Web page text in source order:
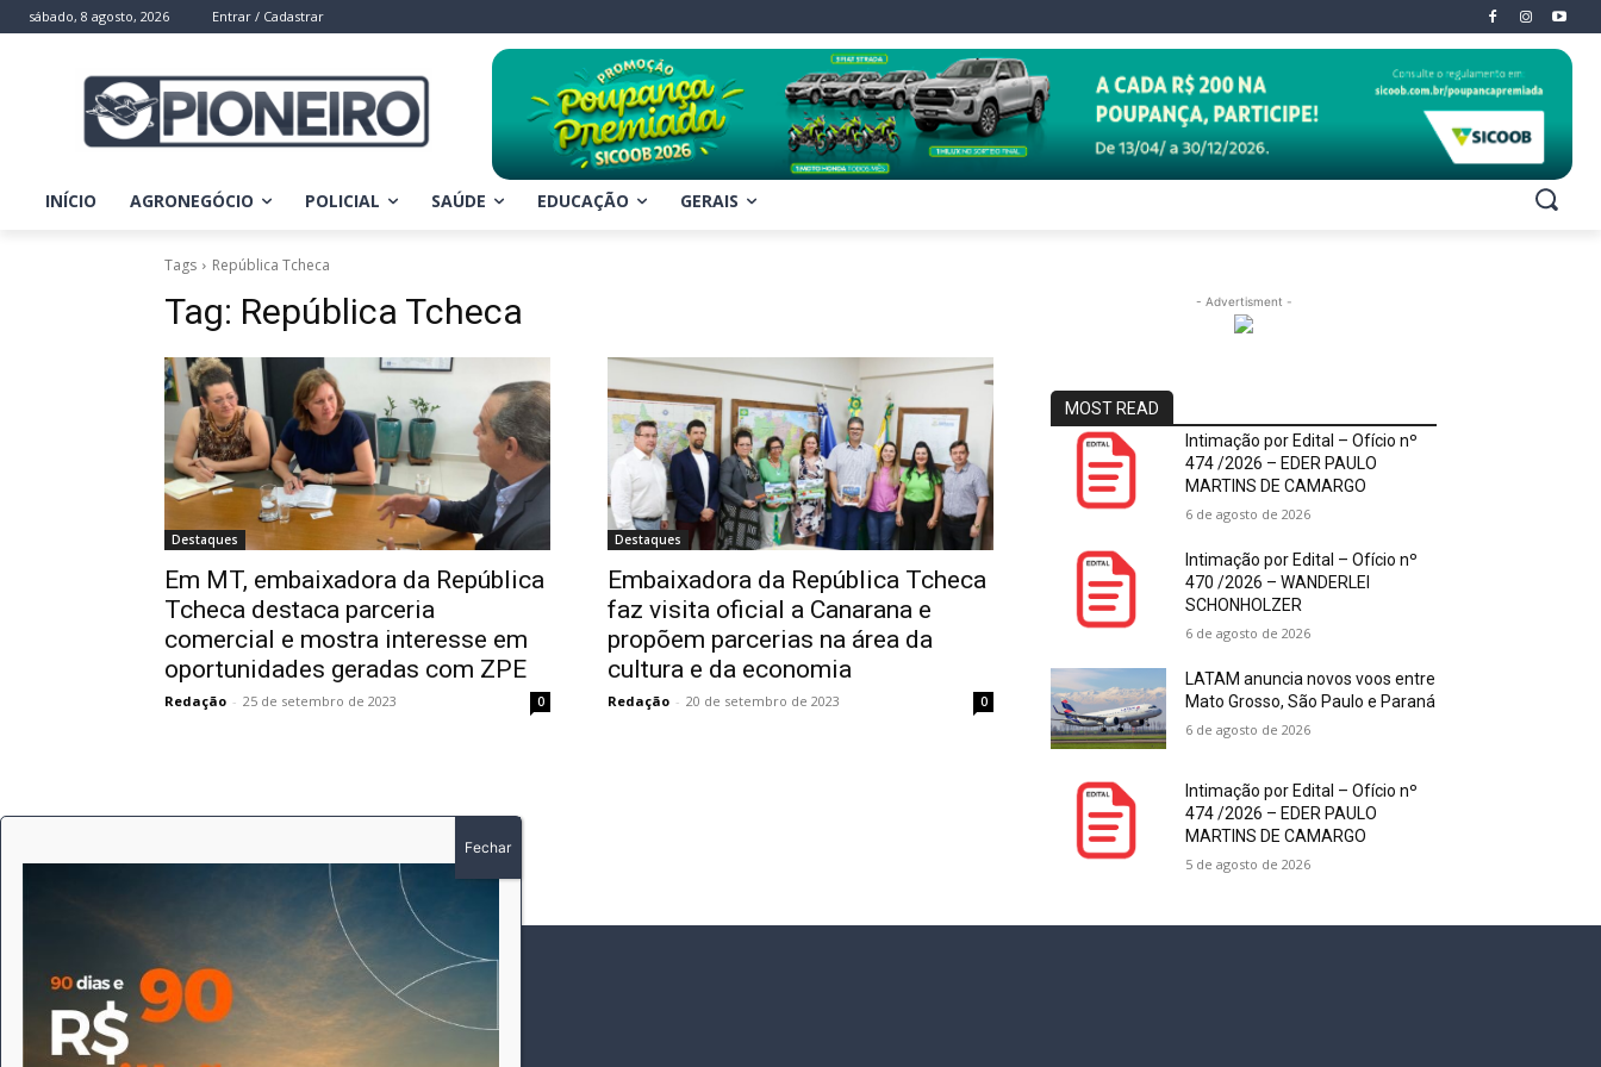
sábado, 8 agosto, 2026 Entrar / Cadastrar
INÍCIO AGRONEGÓCIO POLICIAL SAÚDE EDUCAÇÃO GERAIS
Tags República Tcheca
Tag: República Tcheca
Destaques
Em MT, embaixadora da República
Tcheca destaca parceria
comercial e mostra interesse em
oportunidades geradas com ZPE
Redação - 25 de setembro de 2023 0
Destaques
Embaixadora da República Tcheca
faz visita oficial a Canarana e
propõem parcerias na área da
cultura e da economia
Redação - 20 de setembro de 2023 0
- Advertisment -
MOST READ
Intimação por Edital – Ofício nº
474 /2026 – EDER PAULO
MARTINS DE CAMARGO
6 de agosto de 2026
Intimação por Edital – Ofício nº
470 /2026 – WANDERLEI
SCHONHOLZER
6 de agosto de 2026
LATAM anuncia novos voos entre
Mato Grosso, São Paulo e Paraná
6 de agosto de 2026
Intimação por Edital – Ofício nº
474 /2026 – EDER PAULO
MARTINS DE CAMARGO
5 de agosto de 2026
SOBRE